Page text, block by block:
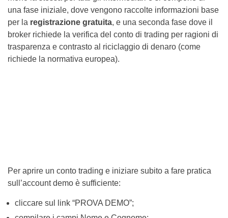
una fase iniziale, dove vengono raccolte informazioni base
per la registrazione gratuita, e una seconda fase dove il
broker richiede la verifica del conto di trading per ragioni di
trasparenza e contrasto al riciclaggio di denaro (come
richiede la normativa europea).
Per aprire un conto trading e iniziare subito a fare pratica
sull’account demo è sufficiente:
cliccare sul link “PROVA DEMO”;